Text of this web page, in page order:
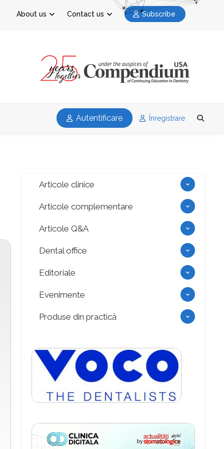
About us Contact us Subscribe
Autentificare Înregistrare
Articole clinice
Articole complementare
Articole Q&A
Dental office
Editoriale
Evenimente
Produse din practică